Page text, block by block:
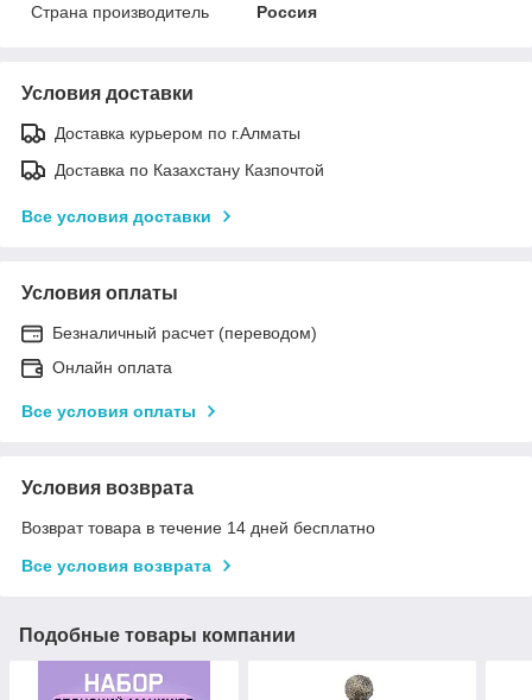
Страна производитель
Россия
Условия доставки
Доставка курьером по г.Алматы
Доставка по Казахстану Казпочтой
Все условия доставки
Условия оплаты
Безналичный расчет (переводом)
Онлайн оплата
Все условия оплаты
Условия возврата
Возврат товара в течение 14 дней бесплатно
Все условия возврата
Подобные товары компании